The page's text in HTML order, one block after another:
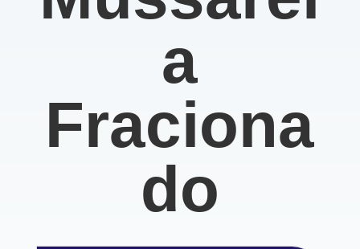
a
Fraciona
do